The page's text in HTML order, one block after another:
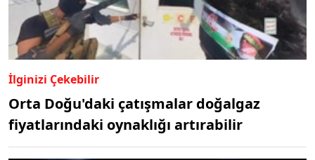
İlginizi Çekebilir
Orta Doğu'daki çatışmalar doğalgaz
fiyatlarındaki oynaklığı artırabilir